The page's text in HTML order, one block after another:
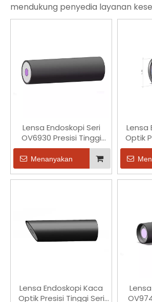
mendukung penyedia layanan
Lensa Endoskopi Seri
OV6930 Presisi Tinggi
Kelas Medis 1/11 Inci
Menanyakan
Lensa
Optik
1/9
Lensa Endoskopi Kaca
Optik Presisi Tinggi Seri